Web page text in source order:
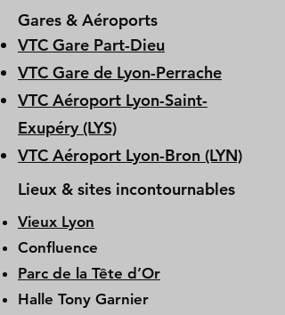
Gares & Aéroports
VTC Gare Part-Dieu
VTC Gare de Lyon-Perrache
VTC Aéroport Lyon-Saint-
Exupéry (LYS)
VTC Aéroport Lyon-Bron (LYN)
Lieux & sites incontournables
Vieux Lyon
Confluence
Parc de la Tête d’Or
Halle Tony Garnier